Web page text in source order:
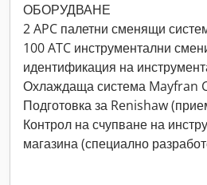
ОБОРУДВАНЕ
2 APC палетни сменящи
100 ATC инструментални
идентификация на
Охлаждаща система Mayfran
Подготовка за Renishaw
Контрол на счупване на
магазина (специално